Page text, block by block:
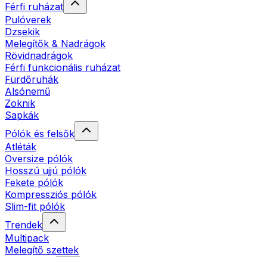
Férfi ruházat
Pulóverek
Dzsekik
Melegítők & Nadrágok
Rövidnadrágok
Férfi funkcionális ruházat
Fürdőruhák
Alsónemű
Zoknik
Sapkák
Pólók és felsők
Atléták
Oversize pólók
Hosszú ujjú pólók
Fekete pólók
Kompressziós pólók
Slim-fit pólók
Trendek
Multipack
Melegítő szettek